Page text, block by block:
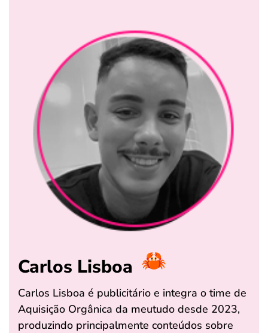
Carlos Lisboa
Carlos Lisboa é publicitário e integra o time de
Aquisição Orgânica da meutudo desde 2023,
produzindo principalmente conteúdos sobre